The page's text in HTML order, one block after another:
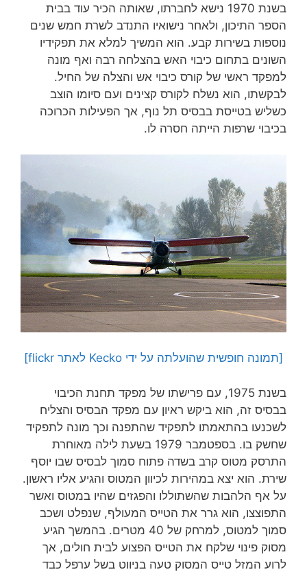
בשנת 1970 נישא לחברתו, שאותה הכיר עוד בבית
הספר התיכון, ולאחר נישואיו התנדב לשרת חמש שנים
נוספות בשירות קבע. הוא המשיך למלא את תפקידיו
השונים בתחום כיבוי האש בהצלחה רבה ואף מונה
למפקד ראשי של קורס כיבוי אש והצלה של החיל.
לבקשתו, הוא נשלח לקורס קצינים ועם סיומו הוצב
כשליש בטייסת בבסיס תל נוף, אך הפעילות הכרוכה
בכיבוי שרפות הייתה חסרה לו.
[תמונה חופשית שהועלתה על ידי Kecko לאתר flickr]
בשנת 1975, עם פרישתו של מפקד תחנת הכיבוי
בבסיס זה, הוא ביקש ראיון עם מפקד הבסיס והצליח
לשכנעו בהתאמתו לתפקיד שהתפנה וכך מונה לתפקיד
שחשק בו. בספטמבר 1979 בשעת לילה מאוחרת
התרסק מטוס קרב בשדה פתוח סמוך לבסיס שבו יוסף
שירת. הוא יצא במהירות לכיוון המטוס והגיע אליו ראשון.
על אף הלהבות שהשתוללו והפגזים שהיו במטוס ואשר
התפוצצו, הוא גרר את הטייס המעולף, שנפלט ושכב
סמוך למטוס, למרחק של 40 מטרים. בהמשך הגיע
מסוק פינוי שלקח את הטייס הפצוע לבית חולים, אך
לרוע המזל טייס המסוק טעה בניווט בשל ערפל כבד